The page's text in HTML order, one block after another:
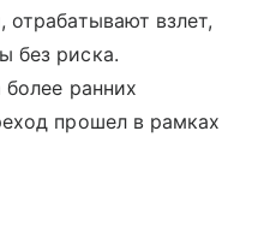
отрабатывают взлет,
без риска.
более ранних
прошел в рамках